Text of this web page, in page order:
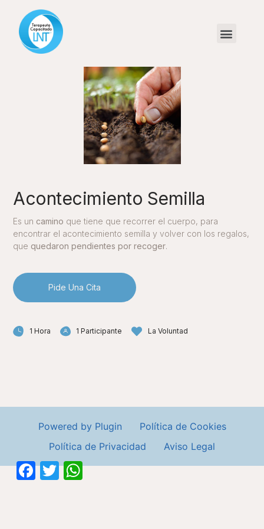
Acontecimiento Semilla
Es un camino que tiene que recorrer el cuerpo, para
encontrar el acontecimiento semilla y volver con los regalos,
que quedaron pendientes por recoger.
Pide Una Cita
1 Hora 1 Participante La Voluntad
Powered by Plugin
Política de Cookies
Política de Privacidad
Aviso Legal
Facebook
TwitterWhatsApp